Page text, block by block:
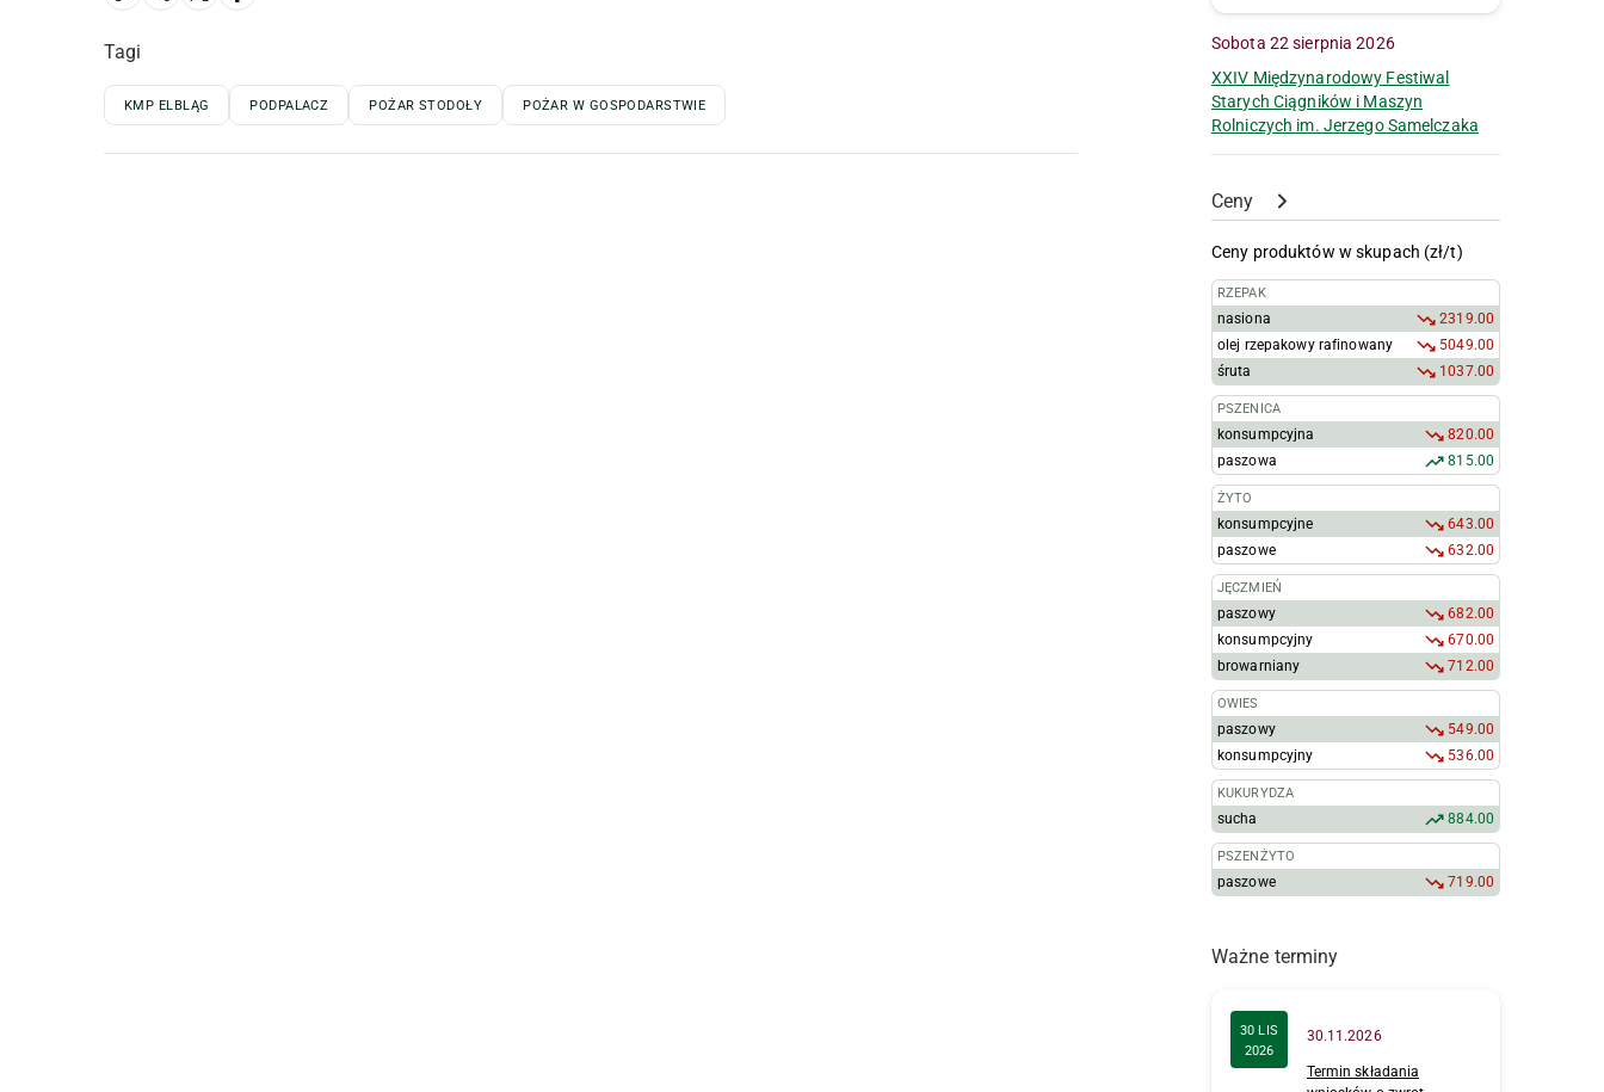
Tagi
KMP ELBLĄG PODPALACZ POŻAR STODOŁY POŻAR W GOSPODARSTWIE
Sobota 22 sierpnia 2026
XXIV Międzynarodowy Festiwal
Starych Ciągników i Maszyn
Rolniczych im. Jerzego Samelczaka
Ceny
Ceny produktów w skupach (zł/t)
RZEPAK
nasiona
2319.00
olej rzepakowy rafinowany
5049.00
śruta
1037.00
PSZENICA
konsumpcyjna
820.00
paszowa
815.00
ŻYTO
konsumpcyjne
643.00
paszowe
632.00
JĘCZMIEŃ
paszowy
682.00
konsumpcyjny
670.00
browarniany
712.00
OWIES
paszowy
549.00
konsumpcyjny
536.00
KUKURYDZA
sucha 884.00
PSZENŻYTO
paszowe 719.00
Ważne terminy
30 LIS
2026
30.11.2026
Termin składania